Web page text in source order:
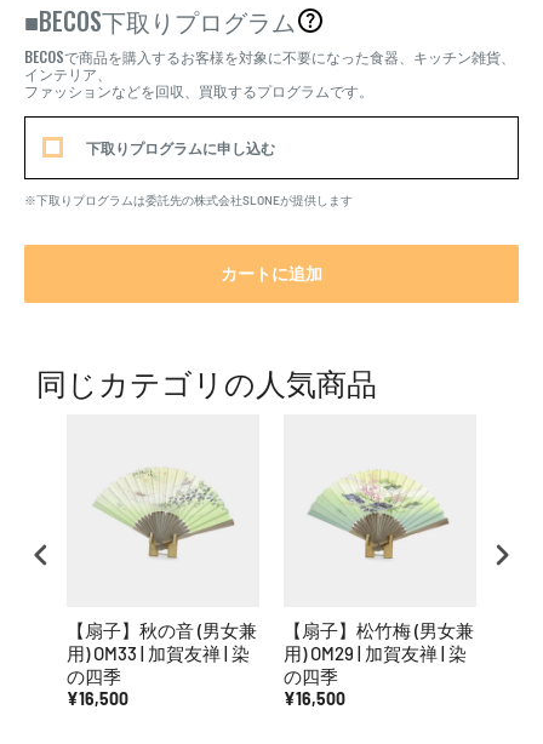
■BECOS下取りプログラム
BECOSで商品を購入するお客様を対象に不要になった食器、キッチン雑貨、
インテリア、
ファッションなどを回収、買取するプログラムです。
下取りプログラムに申し込む
※下取りプログラムは委託先の株式会社SLONEが提供します
カートに追加
同じカテゴリの人気商品
【扇子】秋の音 (男女兼
用) OM33 | 加賀友禅 | 染
の四季
¥16,500
【扇子】松竹梅 (男女兼
用) OM29 | 加賀友禅 | 染
の四季
¥16,500